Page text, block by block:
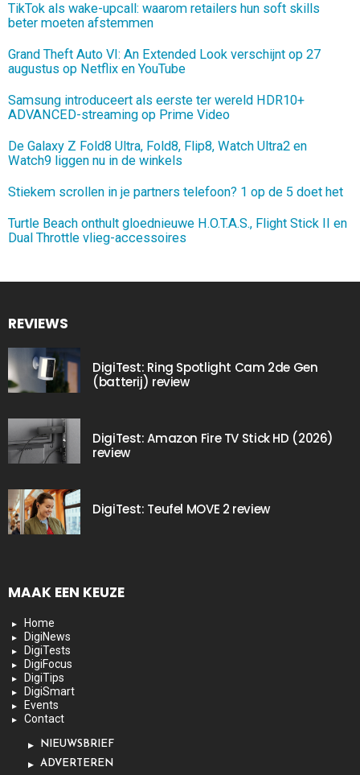
TikTok als wake-upcall: waarom retailers hun soft skills
beter moeten afstemmen
Grand Theft Auto VI: An Extended Look verschijnt op 27
augustus op Netflix en YouTube
Samsung introduceert als eerste ter wereld HDR10+
ADVANCED-streaming op Prime Video
De Galaxy Z Fold8 Ultra, Fold8, Flip8, Watch Ultra2 en
Watch9 liggen nu in de winkels
Stiekem scrollen in je partners telefoon? 1 op de 5 doet het
Turtle Beach onthult gloednieuwe H.O.T.A.S., Flight Stick II en
Dual Throttle vlieg-accessoires
REVIEWS
DigiTest: Ring Spotlight Cam 2de Gen
(batterij) review
DigiTest: Amazon Fire TV Stick HD (2026)
review
DigiTest: Teufel MOVE 2 review
MAAK EEN KEUZE
Home
DigiNews
DigiTests
DigiFocus
DigiTips
DigiSmart
Events
Contact
NIEUWSBRIEF
ADVERTEREN